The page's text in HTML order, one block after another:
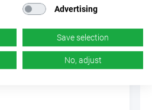
n/d
Advertising
Save selection
No, adjust